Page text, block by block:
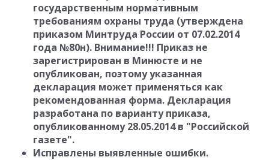
государственным нормативным
требованиям охраны труда (утверждена
приказом Минтруда России от 07.02.2014
года №80н). Внимание!!! Приказ не
зарегистрирован в Минюсте и не
опубликован, поэтому указанная
декларация может применяться как
рекомендованная форма. Декларация
разработана по варианту приказа,
опубликованному 28.05.2014 в "Российской
газете".
Исправлены выявленные ошибки.